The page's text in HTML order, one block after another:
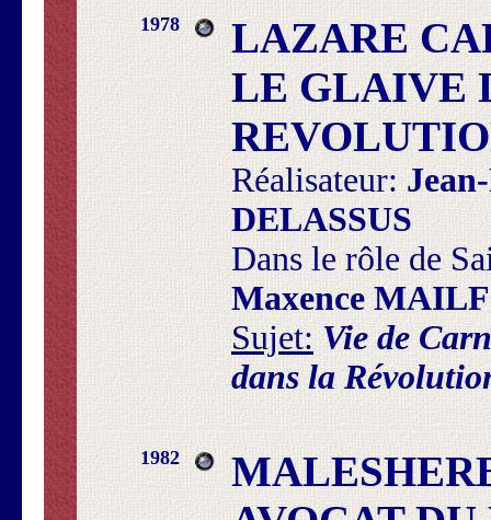
1978
LAZARE
LE GLAIVE
Réalisateur:
DELASSUS
Dans le rôle de
Maxence
Sujet: Vie de
dans la
1982